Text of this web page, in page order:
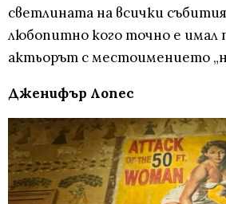
светлината на всички
любопитно кого точно е имал
актьорът с местоимението
Дженифър Лопес